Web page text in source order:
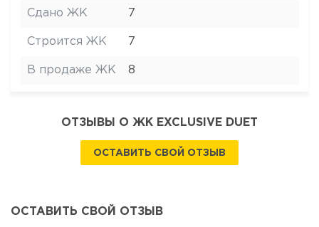
Сдано ЖК 7
Строится ЖК 7
В продаже ЖК 8
ОТЗЫВЫ О ЖК EXCLUSIVE DUET
ОСТАВИТЬ СВОЙ ОТЗЫВ
ОСТАВИТЬ СВОЙ ОТЗЫВ